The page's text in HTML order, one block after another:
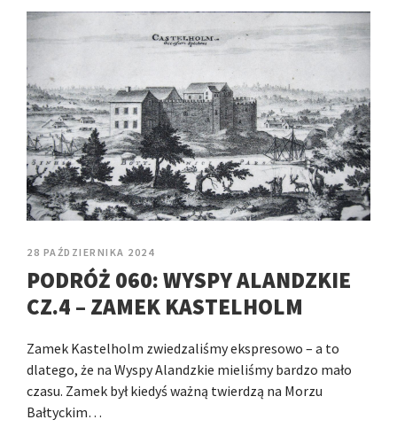
28 PAŹDZIERNIKA 2024
PODRÓŻ 060: WYSPY ALANDZKIE
CZ.4 – ZAMEK KASTELHOLM
Zamek Kastelholm zwiedzaliśmy ekspresowo – a to
dlatego, że na Wyspy Alandzkie mieliśmy bardzo mało
czasu. Zamek był kiedyś ważną twierdzą na Morzu
Bałtyckim…